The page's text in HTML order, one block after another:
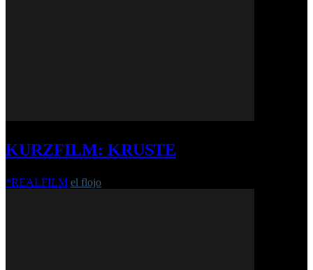
KURZFILM: KRUSTE
*REALFILM el flojo